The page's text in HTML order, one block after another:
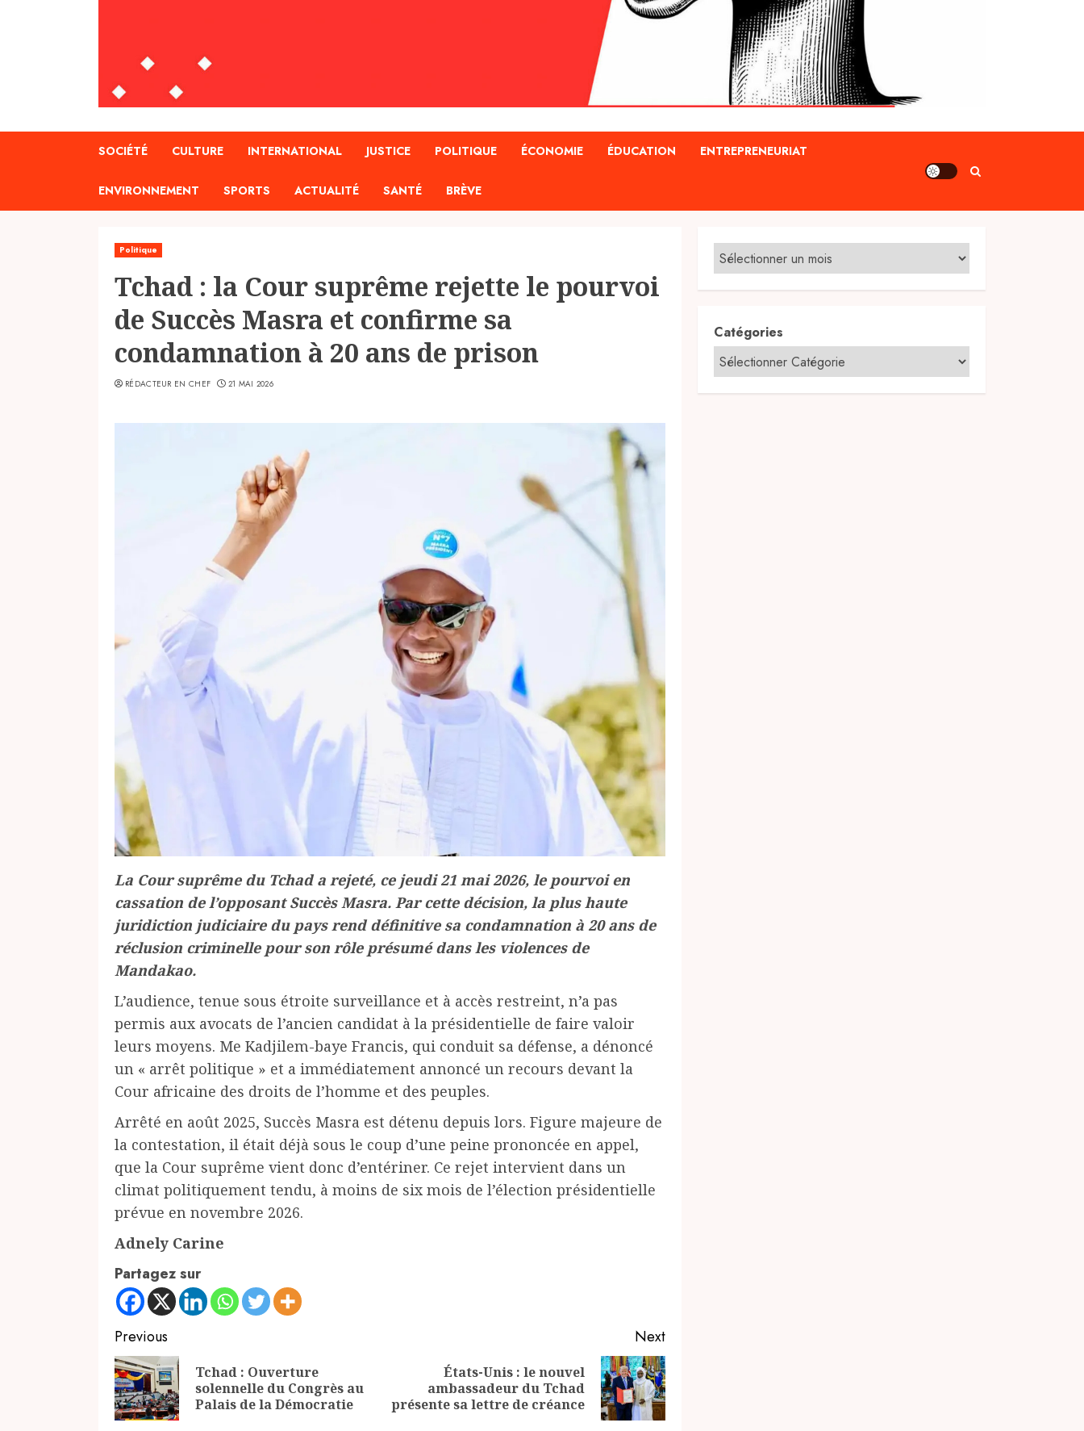
SOCIÉTÉ CULTURE INTERNATIONAL JUSTICE POLITIQUE ÉCONOMIE ÉDUCATION ENTREPRENEURIAT
ENVIRONNEMENT SPORTS ACTUALITÉ SANTÉ BRÈVE
Politique
Tchad : la Cour suprême rejette le pourvoi
de Succès Masra et confirme sa
condamnation à 20 ans de prison
RÉDACTEUR EN CHEF 21 MAI 2026
La Cour suprême du Tchad a rejeté, ce jeudi 21 mai 2026, le pourvoi en
cassation de l’opposant Succès Masra. Par cette décision, la plus haute
juridiction judiciaire du pays rend définitive sa condamnation à 20 ans de
réclusion criminelle pour son rôle présumé dans les violences de
Mandakao.
L’audience, tenue sous étroite surveillance et à accès restreint, n’a pas
permis aux avocats de l’ancien candidat à la présidentielle de faire valoir
leurs moyens. Me Kadjilem-baye Francis, qui conduit sa défense, a dénoncé
un « arrêt politique » et a immédiatement annoncé un recours devant la
Cour africaine des droits de l’homme et des peuples.
Arrêté en août 2025, Succès Masra est détenu depuis lors. Figure majeure de
la contestation, il était déjà sous le coup d’une peine prononcée en appel,
que la Cour suprême vient donc d’entériner. Ce rejet intervient dans un
climat politiquement tendu, à moins de six mois de l’élection présidentielle
prévue en novembre 2026.
Adnely Carine
Partagez sur
Continue
Reading
Previous
Previous
post:
Tchad : Ouverture
solennelle du Congrès au
Palais de la Démocratie
Next
post:
États-Unis : le nouvel
ambassadeur du Tchad
présente sa lettre de créance
Catégories